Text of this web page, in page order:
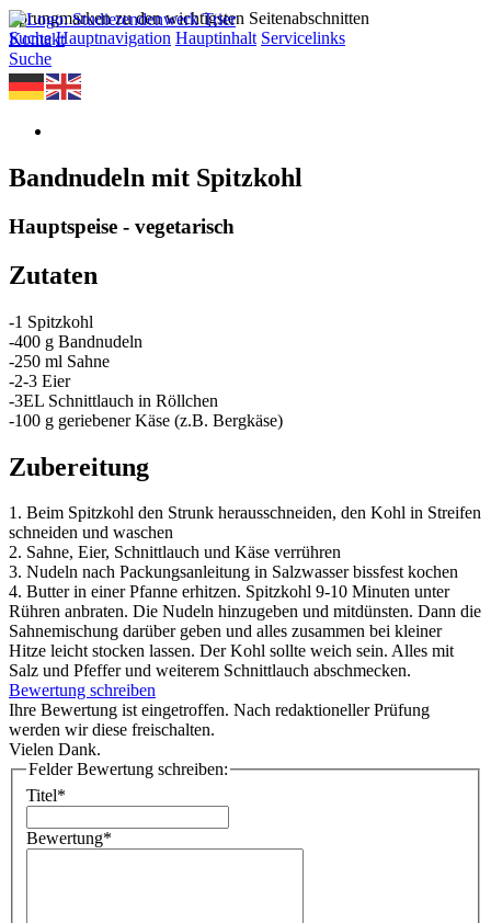
Sprungmarken zu den wichtigsten Seitenabschnitten
Suche Hauptnavigation Hauptinhalt Servicelinks
Kontakt
Suche
Bandnudeln mit Spitzkohl
Hauptspeise - vegetarisch
Zutaten
-1 Spitzkohl
-400 g Bandnudeln
-250 ml Sahne
-2-3 Eier
-3EL Schnittlauch in Röllchen
-100 g geriebener Käse (z.B. Bergkäse)
Zubereitung
1. Beim Spitzkohl den Strunk herausschneiden, den Kohl in Streifen
schneiden und waschen
2. Sahne, Eier, Schnittlauch und Käse verrühren
3. Nudeln nach Packungsanleitung in Salzwasser bissfest kochen
4. Butter in einer Pfanne erhitzen. Spitzkohl 9-10 Minuten unter
Rühren anbraten. Die Nudeln hinzugeben und mitdünsten. Dann die
Sahnemischung darüber geben und alles zusammen bei kleiner
Hitze leicht stocken lassen. Der Kohl sollte weich sein. Alles mit
Salz und Pfeffer und weiterem Schnittlauch abschmecken.
Bewertung schreiben
Ihre Bewertung ist eingetroffen. Nach redaktioneller Prüfung
werden wir diese freischalten.
Vielen Dank.
Felder Bewertung schreiben:
Titel*
Bewertung*